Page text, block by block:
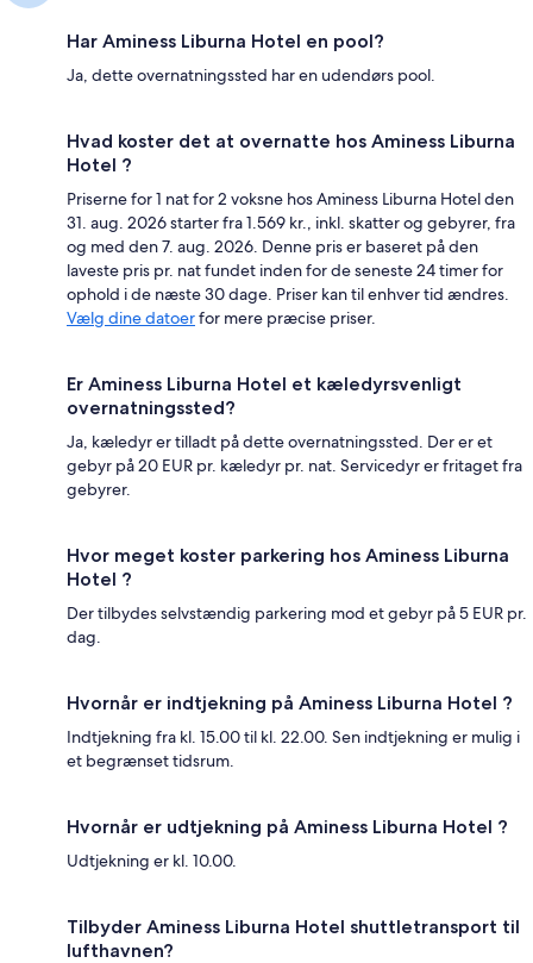
Har Aminess Liburna Hotel en pool?
Ja, dette overnatningssted har en udendørs pool.
Hvad koster det at overnatte hos Aminess Liburna
Hotel ?
Priserne for 1 nat for 2 voksne hos Aminess Liburna Hotel den
31. aug. 2026 starter fra 1.569 kr., inkl. skatter og gebyrer, fra
og med den 7. aug. 2026. Denne pris er baseret på den
laveste pris pr. nat fundet inden for de seneste 24 timer for
ophold i de næste 30 dage. Priser kan til enhver tid ændres.
Vælg dine datoerfor mere præcise priser.
Er Aminess Liburna Hotel et kæledyrsvenligt
overnatningssted?
Ja, kæledyr er tilladt på dette overnatningssted. Der er et
gebyr på 20 EUR pr. kæledyr pr. nat. Servicedyr er fritaget fra
gebyrer.
Hvor meget koster parkering hos Aminess Liburna
Hotel ?
Der tilbydes selvstændig parkering mod et gebyr på 5 EUR pr.
dag.
Hvornår er indtjekning på Aminess Liburna Hotel ?
Indtjekning fra kl. 15.00 til kl. 22.00. Sen indtjekning er mulig i
et begrænset tidsrum.
Hvornår er udtjekning på Aminess Liburna Hotel ?
Udtjekning er kl. 10.00.
Tilbyder Aminess Liburna Hotel shuttletransport til
lufthavnen?